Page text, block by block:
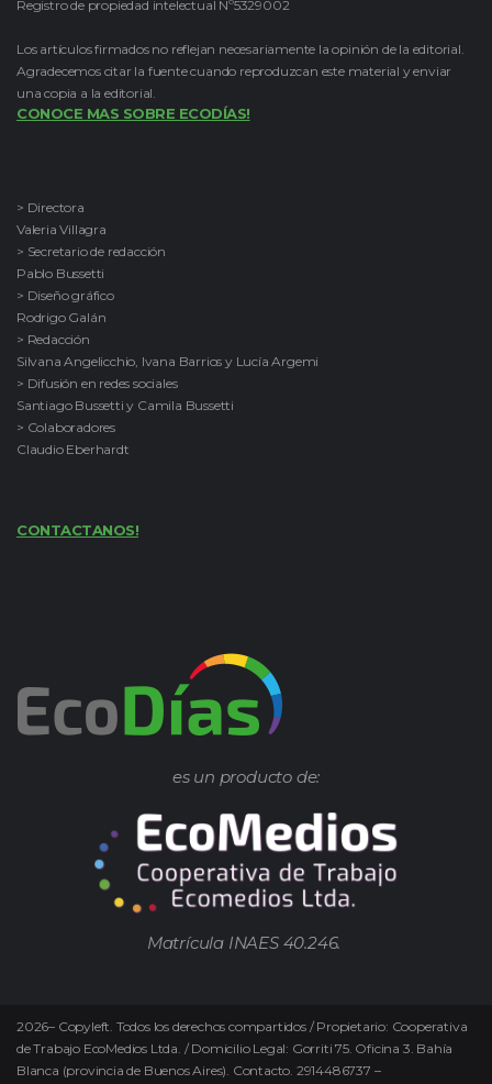
Registro de propiedad intelectual Nº5329002
Los artículos firmados no reflejan necesariamente la opinión de la editorial.
Agradecemos citar la fuente cuando reproduzcan este material y enviar
una copia a la editorial.
CONOCE MAS SOBRE ECODÍAS!
> Directora
Valeria Villagra
> Secretario de redacción
Pablo Bussetti
> Diseño gráfico
Rodrigo Galán
> Redacción
Silvana Angelicchio, Ivana Barrios y Lucía Argemi
> Difusión en redes sociales
Santiago Bussetti y Camila Bussetti
> Colaboradores
Claudio Eberhardt
CONTACTANOS!
es un producto de:
Matrícula INAES 40.246.
2026– Copyleft. Todos los derechos compartidos / Propietario: Cooperativa
de Trabajo EcoMedios Ltda. / Domicilio Legal: Gorriti 75. Oficina 3. Bahía
Blanca (provincia de Buenos Aires). Contacto. 2914486737 –